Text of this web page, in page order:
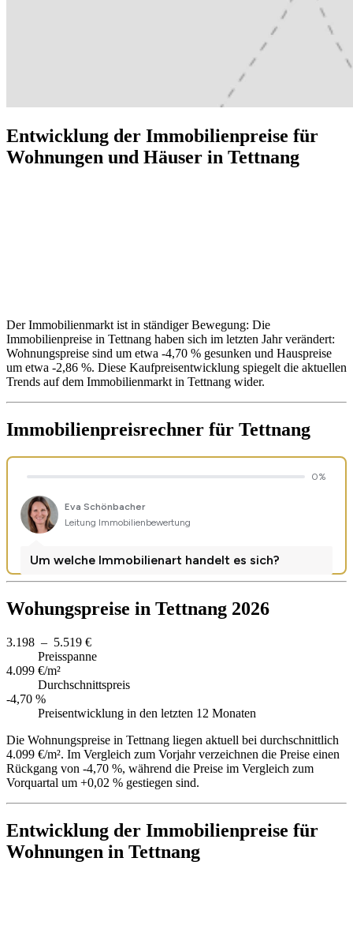
Entwicklung der Immobilienpreise für
Wohnungen und Häuser in Tettnang
Der Immobilienmarkt ist in ständiger Bewegung: Die
Immobilienpreise in Tettnang haben sich im letzten Jahr verändert:
Wohnungspreise sind um etwa -4,70 % gesunken und Hauspreise
um etwa -2,86 %. Diese Kaufpreisentwicklung spiegelt die aktuellen
Trends auf dem Immobilienmarkt in Tettnang wider.
Immobilienpreisrechner für Tettnang
Wohungspreise in Tettnang 2026
3.198 – 5.519 €
Preisspanne
4.099 €/m²
Durchschnittspreis
-4,70 %
Preisentwicklung in den letzten 12 Monaten
Die Wohnungspreise in Tettnang liegen aktuell bei durchschnittlich
4.099 €/m². Im Vergleich zum Vorjahr verzeichnen die Preise einen
Rückgang von -4,70 %, während die Preise im Vergleich zum
Vorquartal um +0,02 % gestiegen sind.
Entwicklung der Immobilienpreise für
Wohnungen in Tettnang